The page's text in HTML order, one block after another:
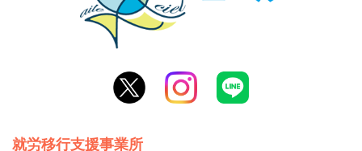
就労移行支援事業所